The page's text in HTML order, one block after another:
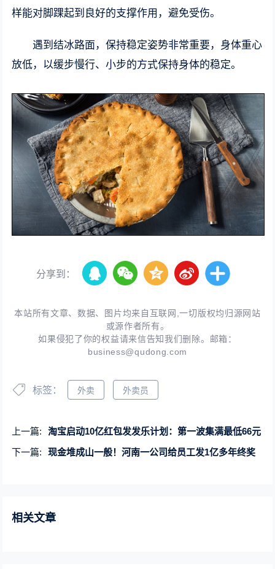
样能对脚踝起到良好的支撑作用，避免受伤。
遇到结冰路面，保持稳定姿势非常重要，身体重心
放低，以缓步慢行、小步的方式保持身体的稳定。
分享到：
本站所有文章、数据、图片均来自互联网,一切版权均归源网站
或源作者所有。
如果侵犯了你的权益请来信告知我们删除。邮箱：
business@qudong.com
标签： 外卖 外卖员
上一篇:
淘宝启动10亿红包发发乐计划：第一波集满最低66元
下一篇:
现金堆成山一般！河南一公司给员工发1亿多年终奖
相关文章